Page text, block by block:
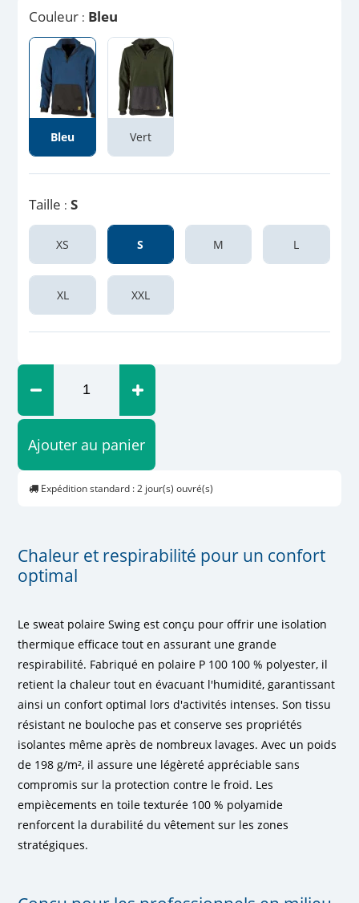
Couleur : Bleu
Bleu Vert
Taille :S
XS S M L
XL XXL
Ajouter au panier
Expédition standard : 2 jour(s) ouvré(s)
Chaleur et respirabilité pour un confort
optimal
Le sweat polaire Swing est conçu pour offrir une isolation
thermique efficace tout en assurant une grande
respirabilité. Fabriqué en polaire P 100 100 % polyester, il
retient la chaleur tout en évacuant l'humidité, garantissant
ainsi un confort optimal lors d'activités intenses. Son tissu
résistant ne bouloche pas et conserve ses propriétés
isolantes même après de nombreux lavages. Avec un poids
de 198 g/m², il assure une légèreté appréciable sans
compromis sur la protection contre le froid. Les
empiècements en toile texturée 100 % polyamide
renforcent la durabilité du vêtement sur les zones
stratégiques.